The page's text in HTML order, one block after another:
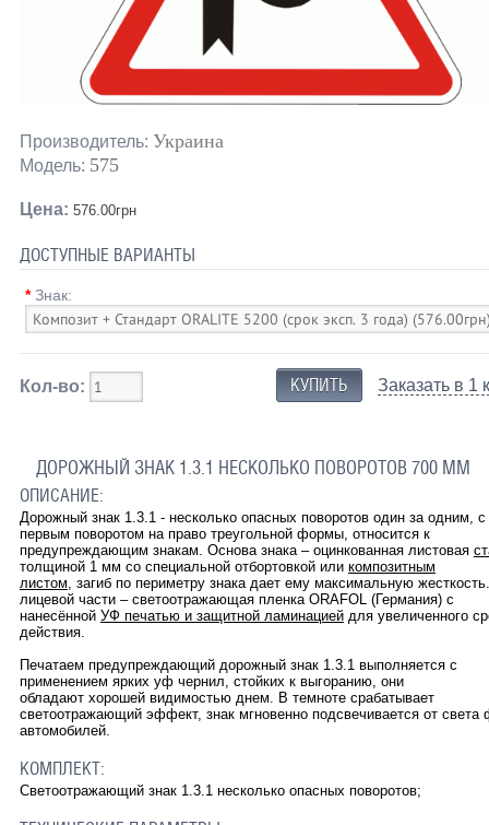
Производитель: Украина
Модель: 575
Цена: 576.00грн
ДОСТУПНЫЕ ВАРИАНТЫ
* Знак:
Кол-во: Заказать в 1
ДОРОЖНЫЙ ЗНАК 1.3.1 НЕСКОЛЬКО ПОВОРОТОВ 700 ММ
ОПИСАНИЕ:
Дорожный знак 1.3.1 - несколько опасных поворотов один за одним, с
первым поворотом на право треугольной формы, относится к
предупреждающим знакам. Основа знака – оцинкованная листовая
толщиной 1 мм со специальной отбортовкой или композитным
листом, загиб по периметру знака дает ему максимальную
лицевой части – светоотражающая пленка ORAFOL (Германия) с
нанесённой УФ печатью и защитной ламинациейдля увеличенного
действия.
Печатаем предупреждающий дорожный знак 1.3.1 выполняется с
применением ярких уф чернил, стойких к выгоранию, они
обладают хорошей видимостью днем. В темноте срабатывает
светоотражающий эффект, знак мгновенно подсвечивается от света
автомобилей.
КОМПЛЕКТ:
Светоотражающий знак 1.3.1 несколько опасных поворотов;